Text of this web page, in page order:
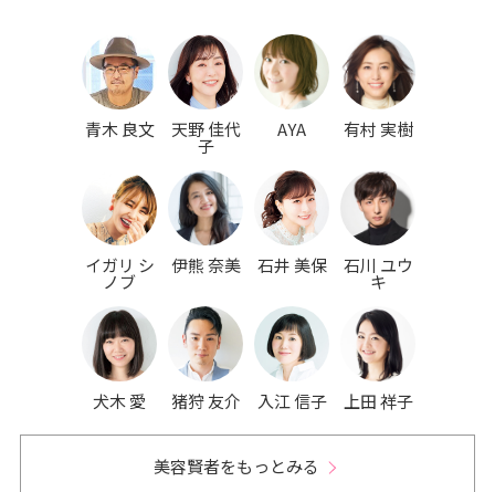
青木 良文 天野 佳代
子
AYA 有村 実樹
イガリ シ
ノブ
伊熊 奈美 石井 美保 石川 ユウ
キ
犬木 愛 猪狩 友介 入江 信子 上田 祥子
美容賢者をもっとみる